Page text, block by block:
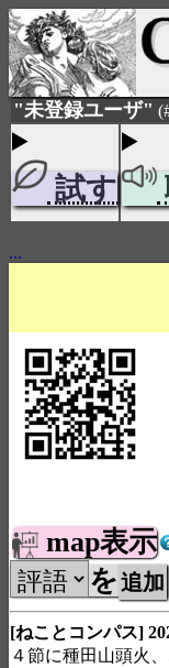
"未登録ユーザ"
試す
...
map表示
を
[ねことコンパス]
４節に種田山頭火